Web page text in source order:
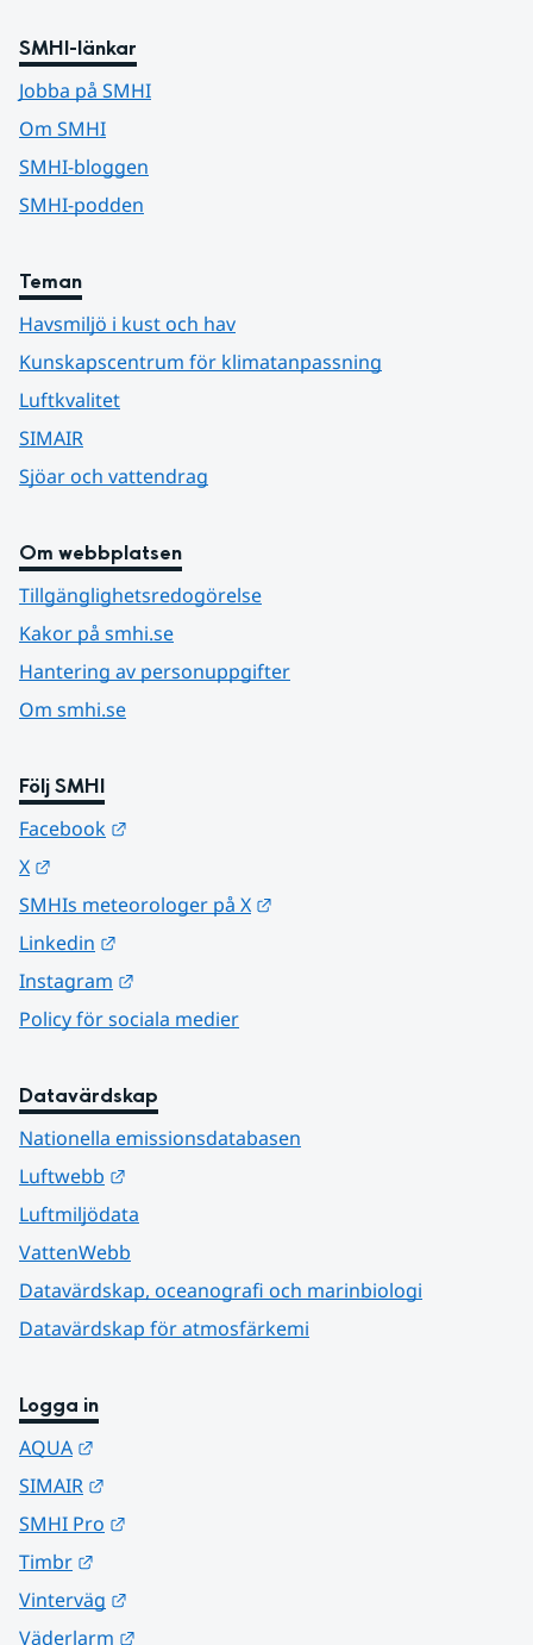
SMHI-länkar
Jobba på SMHI
Om SMHI
SMHI-bloggen
SMHI-podden
Teman
Havsmiljö i kust och hav
Kunskapscentrum för klimatanpassning
Luftkvalitet
SIMAIR
Sjöar och vattendrag
Om webbplatsen
Tillgänglighetsredogörelse
Kakor på smhi.se
Hantering av personuppgifter
Om smhi.se
Följ SMHI
Facebook
X
SMHIs meteorologer på X
Linkedin
Instagram
Policy för sociala medier
Datavärdskap
Nationella emissionsdatabasen
Luftwebb
Luftmiljödata
VattenWebb
Datavärdskap, oceanografi och marinbiologi
Datavärdskap för atmosfärkemi
Logga in
AQUA
SIMAIR
SMHI Pro
Timbr
Vinterväg
Väderlarm